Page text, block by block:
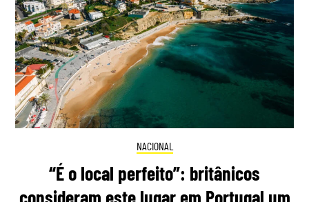
NACIONAL
“É o local perfeito”: britânicos
consideram este lugar em Portugal um